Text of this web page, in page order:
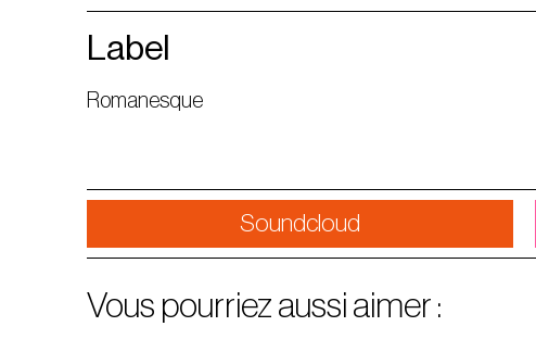
Label
Romanesque
Soundcloud
Vous pourriez aussi aimer :